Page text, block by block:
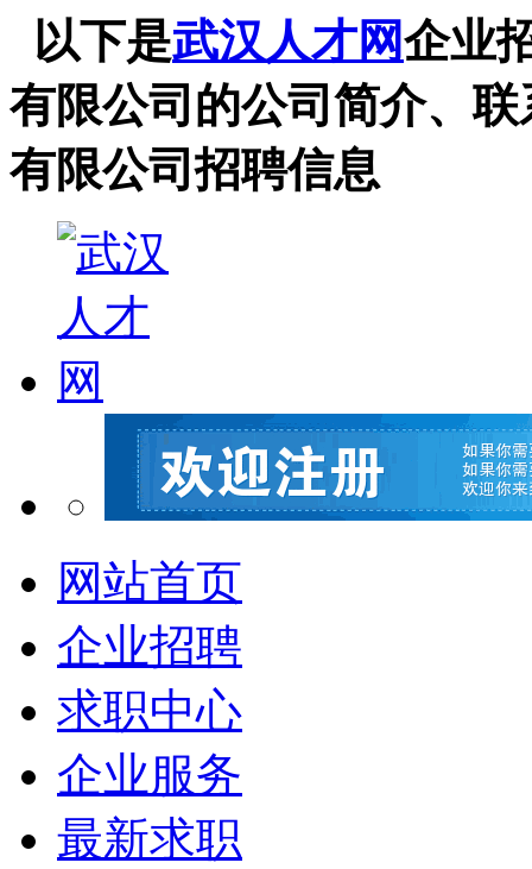
以下是武汉人才网企业
有限公司的公司简介、
有限公司招聘信息
网站首页
企业招聘
求职中心
企业服务
最新求职